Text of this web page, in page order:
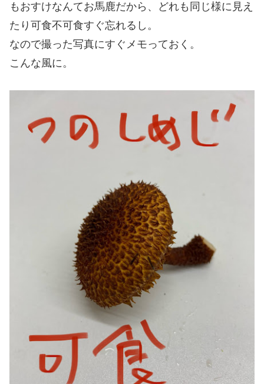
もおすけなんてお馬鹿だから、どれも同じ様に見え
たり可食不可食すぐ忘れるし。
なので撮った写真にすぐメモっておく。
こんな風に。